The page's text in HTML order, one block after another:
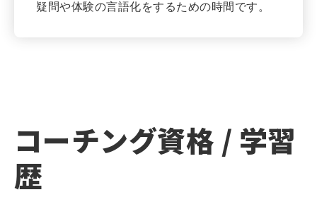
疑問や体験の言語化をするための時間です。
コーチング資格 / 学習
歴